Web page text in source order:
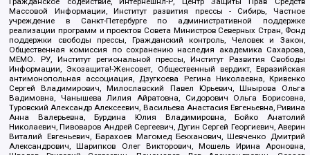
Массовой Информации, Институт развития прессы - Сибирь, Частное
учреждение в Санкт-Петербурге по административной поддержке
реализации программ и проектов Совета Министров Северных Стран, Фонд
поддержки свободы прессы, Гражданский контроль, Человек и Закон,
Общественная комиссия по сохранению наследия академика Сахарова,
МЕМО. РУ, Институт региональной прессы, Институт Развития Свободы
Информации, Экозащита!-Женсовет, Общественный вердикт, Евразийская
антимонопольная ассоциация, Дзугкоева Регина Николаевна, Кривенко
Сергей Владимирович, Милославский Павел Юрьевич, Шнырова Ольга
Вадимовна, Чанышева Лилия Айратовна, Сидорович Ольга Борисовна,
Туровский Александр Алексеевич, Васильева Анастасия Евгеньевна, Ривина
Анна Валерьевна, Бурдина Юлия Владимировна, Бойко Анатолий
Николаевич, Пивоваров Андрей Сергеевич, Дугин Сергей Георгиевич, Аверин
Виталий Евгеньевич, Барахоев Магомед Бекханович, Шевченко Дмитрий
Александрович, Шарипков Олег Викторович, Мошель Ирина Ароновна,